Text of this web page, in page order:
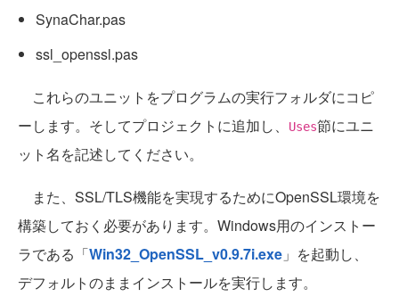
SynaChar.pas
ssl_openssl.pas
これらのユニットをプログラムの実行フォルダにコピ
ーします。そしてプロジェクトに追加し、
Uses節にユニ
ット名を記述してください。
また、SSL/TLS機能を実現するためにOpenSSL環境を
構築しておく必要があります。Windows用のインストー
ラである「Win32_OpenSSL_v0.9.7i.exe 」を起動し、
デフォルトのままインストールを実行します。